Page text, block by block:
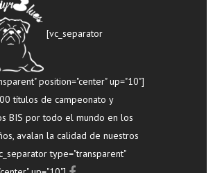
[vc_separator
position="center" up="10"]
títulos de campeonato y
BIS por todo el mundo en los
avalan la calidad de nuestros
type="transparent"